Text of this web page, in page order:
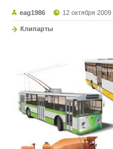
eag1986 12 октября 2009
Клипарты